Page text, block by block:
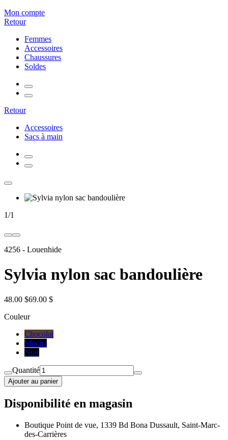
Mon compte
Retour
Femmes
Accessoires
Chaussures
Soldes
Retour
Accessoires
Sacs à main
1/1
4256 - Louenhide
Sylvia nylon sac bandoulière
48.00 $69.00 $
Couleur
Chocolat
Mocha
Noir
Quantité
Ajouter au panier
Disponibilité en magasin
Boutique Point de vue, 1339 Bd Bona Dussault, Saint-Marc-
des-Carrières